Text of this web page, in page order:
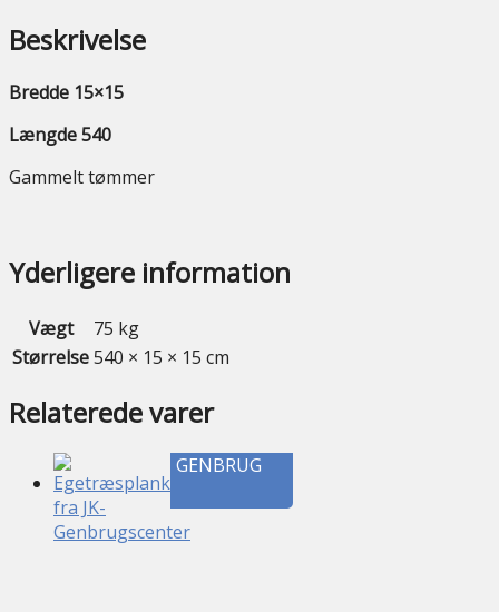
Beskrivelse
Bredde 15×15
Længde 540
Gammelt tømmer
Yderligere information
Vægt
75 kg
Størrelse540 × 15 × 15 cm
Relaterede varer
GENBRUG